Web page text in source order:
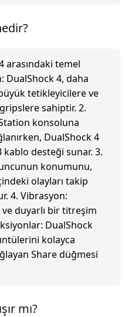
arasındaki temel
DualShock 4, daha
tetikleyicilere ve
sahiptir. 2.
konsoluna
DualShock 4
desteği sunar. 3.
konumunu,
olayları takip
4. Vibrasyon:
duyarlı bir titreşim
DualShock
kolayca
Share düğmesi
mı?